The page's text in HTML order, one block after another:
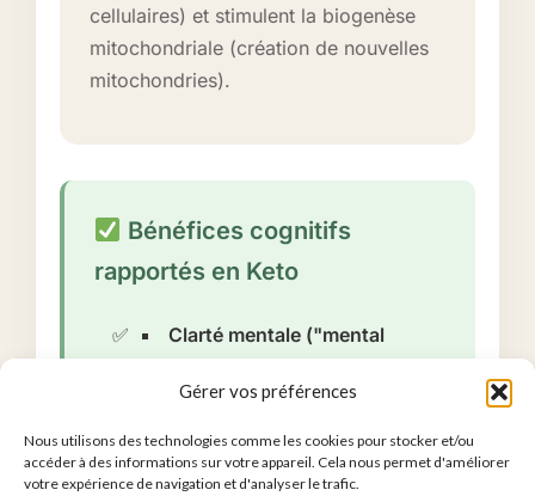
Gérer vos préférences
Nous utilisons des technologies comme les cookies pour stocker et/ou
accéder à des informations sur votre appareil. Cela nous permet d'améliorer
votre expérience de navigation et d'analyser le trafic.
cellulaires) et stimulent la biogenèse
mitochondriale (création de nouvelles
mitochondries).
Bénéfices cognitifs
rapportés en Keto
Clarté mentale ("mental
moins de "brouillard mental"
Focus amélioré :Capacité de
concentration soutenue pendant